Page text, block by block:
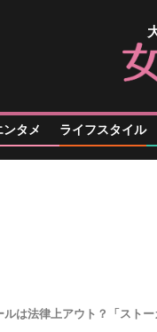
ンタメ ライフスタイル
ルは法律上アウト？「スト